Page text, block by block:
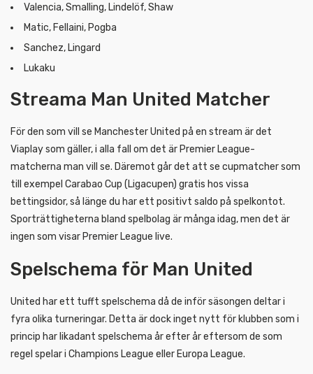
Valencia, Smalling, Lindelöf, Shaw
Matic, Fellaini, Pogba
Sanchez, Lingard
Lukaku
Streama Man United Matcher
För den som vill se Manchester United på en stream är det
Viaplay som gäller, i alla fall om det är Premier League-
matcherna man vill se. Däremot går det att se cupmatcher som
till exempel Carabao Cup (Ligacupen) gratis hos vissa
bettingsidor, så länge du har ett positivt saldo på spelkontot.
Sporträttigheterna bland spelbolag är många idag, men det är
ingen som visar Premier League live.
Spelschema för Man United
United har ett tufft spelschema då de inför säsongen deltar i
fyra olika turneringar. Detta är dock inget nytt för klubben som i
princip har likadant spelschema år efter år eftersom de som
regel spelar i Champions League eller Europa League.